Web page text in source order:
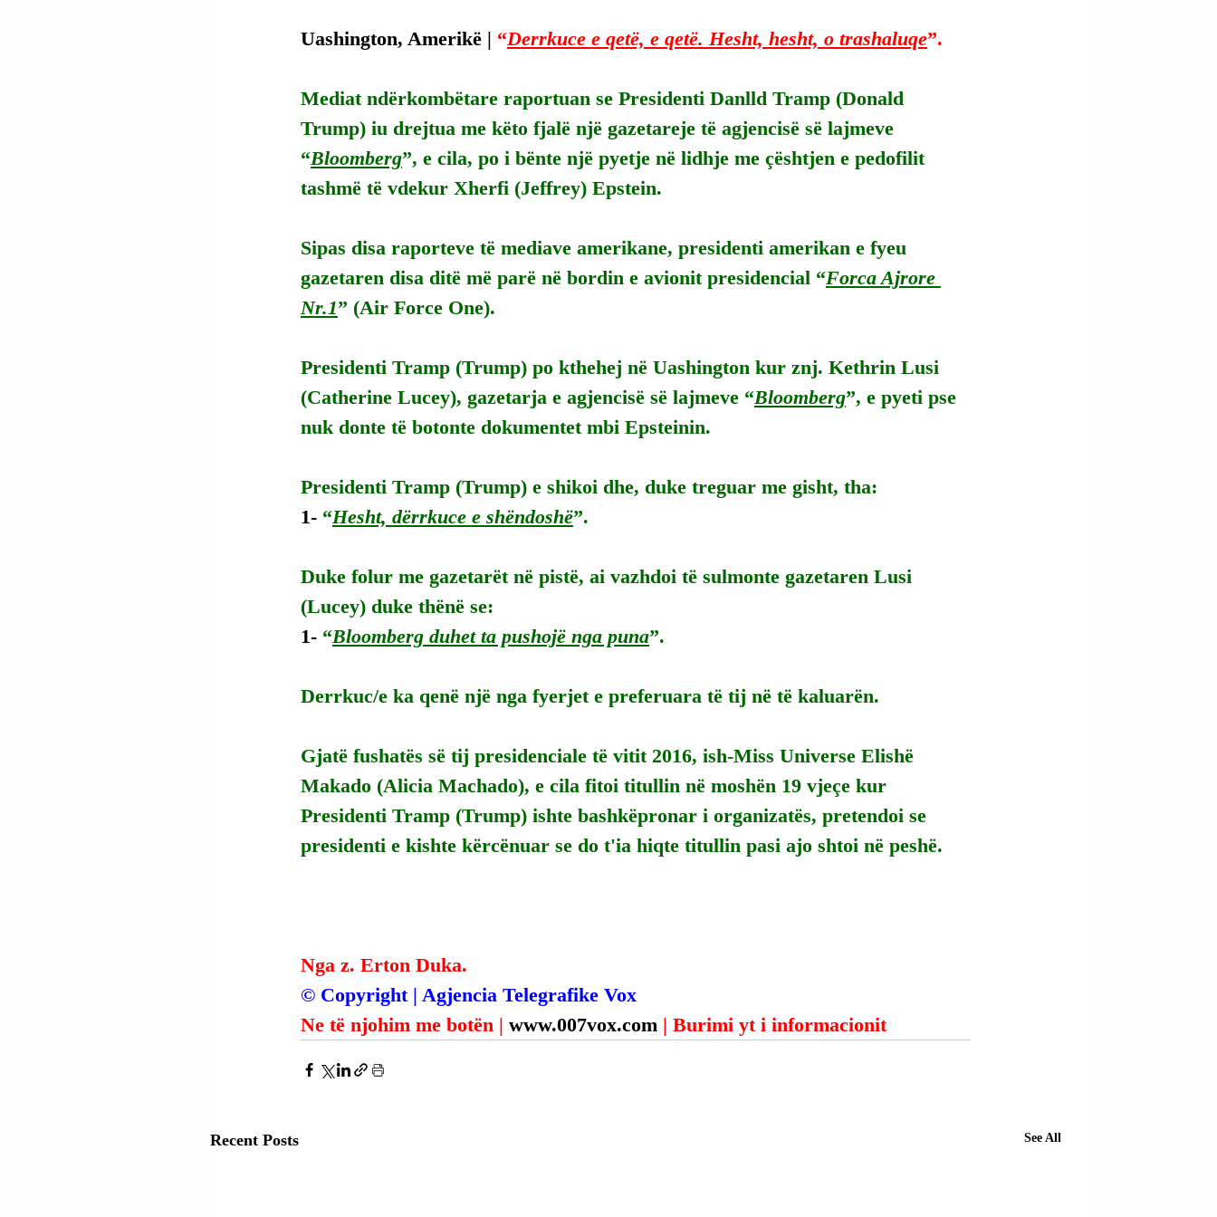
Uashington, Amerikë | “Derrkuce e qetë, e qetë. Hesht, hesht, o trashaluqe”.
Mediat ndërkombëtare raportuan se Presidenti Danlld Tramp (Donald
Trump) iu drejtua me këto fjalë një gazetareje të agjencisë së lajmeve
“Bloomberg”, e cila, po i bënte një pyetje në lidhje me çështjen e pedofilit
tashmë të vdekur Xherfi (Jeffrey) Epstein.
Sipas disa raporteve të mediave amerikane, presidenti amerikan e fyeu
gazetaren disa ditë më parë në bordin e avionit presidencial “Forca Ajrore
Nr.1” (Air Force One).
Presidenti Tramp (Trump) po kthehej në Uashington kur znj. Kethrin Lusi
(Catherine Lucey), gazetarja e agjencisë së lajmeve “Bloomberg”, e pyeti pse
nuk donte të botonte dokumentet mbi Epsteinin.
Presidenti Tramp (Trump) e shikoi dhe, duke treguar me gisht, tha:
1- “Hesht, dërrkuce e shëndoshë”.
Duke folur me gazetarët në pistë, ai vazhdoi të sulmonte gazetaren Lusi
(Lucey) duke thënë se:
1- “Bloomberg duhet ta pushojë nga puna”.
Derrkuc/e ka qenë një nga fyerjet e preferuara të tij në të kaluarën.
Gjatë fushatës së tij presidenciale të vitit 2016, ish-Miss Universe Elishë
Makado (Alicia Machado), e cila fitoi titullin në moshën 19 vjeçe kur
Presidenti Tramp (Trump) ishte bashkëpronar i organizatës, pretendoi se
presidenti e kishte kërcënuar se do t'ia hiqte titullin pasi ajo shtoi në peshë.
Nga z. Erton Duka.
© Copyright | Agjencia Telegrafike Vox
Ne të njohim me botën | www.007vox.com | Burimi yt i informacionit
Recent Posts See All